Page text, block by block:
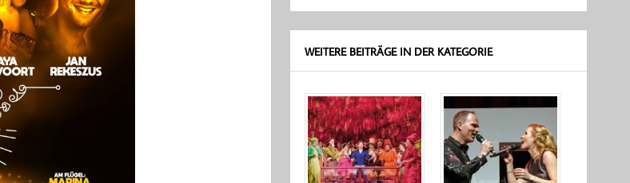
WEITERE BEITRÄGE IN DER KATEGORIE